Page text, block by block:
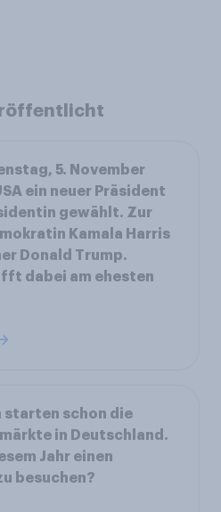
5. November
ein neuer Präsident
gewählt. Zur
Kamala Harris
Donald Trump.
dabei am ehesten
starten schon die
in Deutschland.
Jahr einen
besuchen?